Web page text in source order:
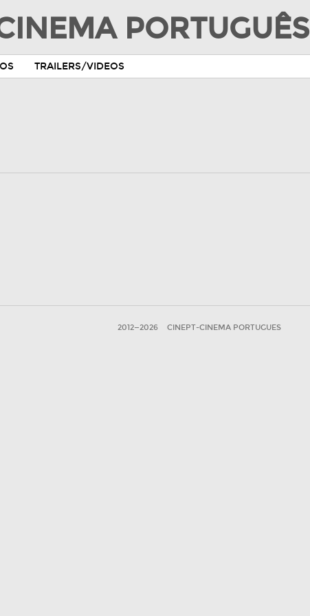
PORTUGUÊS
TRAILERS/VIDEOS
2012—2026 CINEPT-CINEMA PORTUGUES